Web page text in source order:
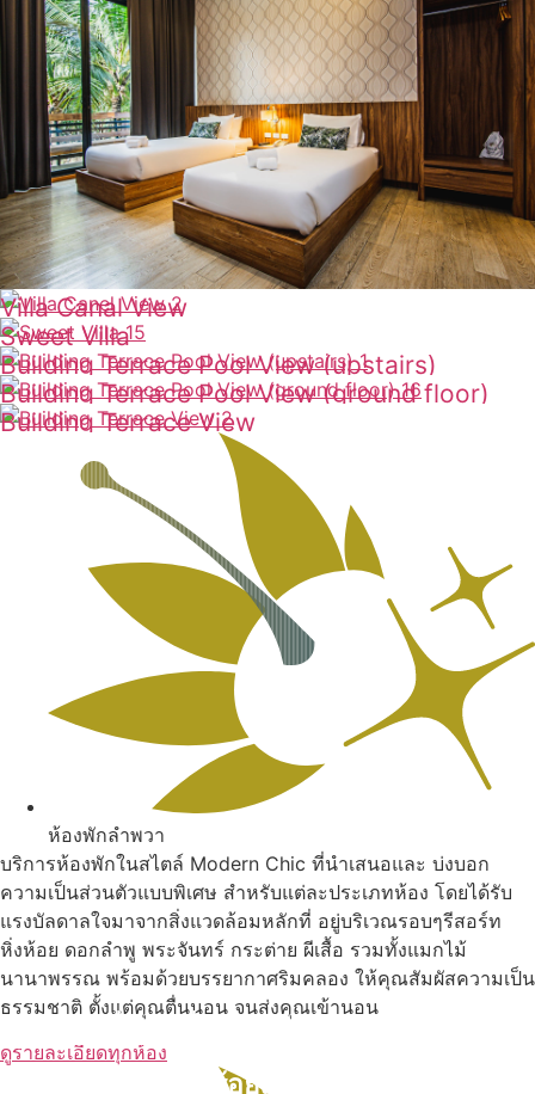
นับหิ่งห้อย ร้อยลำพู ดูพระจันทร์
Villa Canal View
ดูเพิ่มเติม
Sweet Villa
ดูเพิ่มเติม
Building Terrace Pool View (upstairs)
ดูเพิ่มเติม
Building Terrace Pool View (ground floor)
ดูเพิ่มเติม
Building Terrace View
ห้องพักลำพวา
บริการห้องพักในสไตล์ Modern Chic ที่นำเสนอและ บ่งบอก
ความเป็นส่วนตัวแบบพิเศษ สำหรับแต่ละประเภทห้อง โดยได้รับ
แรงบัลดาลใจมาจากสิ่งแวดล้อมหลักที่ อยู่บริเวณรอบๆรีสอร์ท
หิ่งห้อย ดอกลำพู พระจันทร์ กระต่าย ผีเสื้อ รวมทั้งแมกไม้
นานาพรรณ พร้อมด้วยบรรยากาศริมคลอง ให้คุณสัมผัสความเป็น
ธรรมชาติ ตั้งแต่คุณตื่นนอน จนส่งคุณเข้านอน
ดูรายละเอียดทุกห้อง
สถานที่ท่องเที่ยวรอบรีสอร์ท